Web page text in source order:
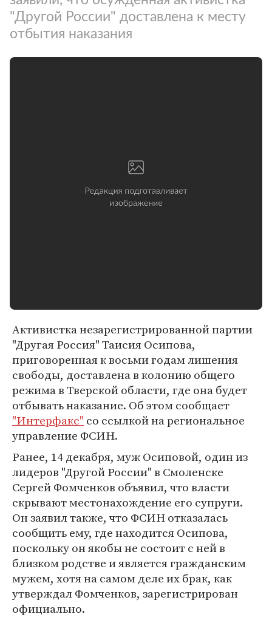
"Другой России" доставлена к месту
отбытия наказания
Активистка незарегистрированной партии
"Другая Россия" Таисия Осипова,
приговоренная к восьми годам лишения
свободы, доставлена в колонию общего
режима в Тверской области, где она будет
отбывать наказание. Об этом сообщает
"Интерфакс" со ссылкой на региональное
управление ФСИН.
Ранее, 14 декабря, муж Осиповой, один из
лидеров "Другой России" в Смоленске
Сергей Фомченков объявил, что власти
скрывают местонахождение его супруги.
Он заявил также, что ФСИН отказалась
сообщить ему, где находится Осипова,
поскольку он якобы не состоит с ней в
близком родстве и является гражданским
мужем, хотя на самом деле их брак, как
утверждал Фомченков, зарегистрирован
официально.